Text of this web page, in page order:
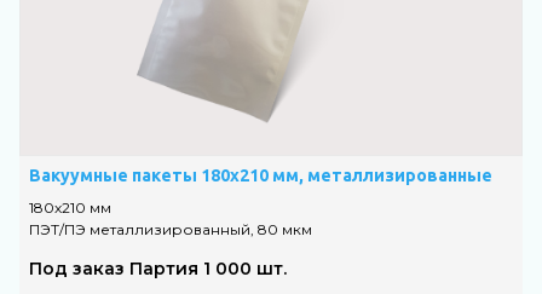
Вакуумные пакеты 180х210 мм, металлизированные
180х210 мм
ПЭТ/ПЭ металлизированный, 80 мкм
Под заказ Партия 1 000 шт.